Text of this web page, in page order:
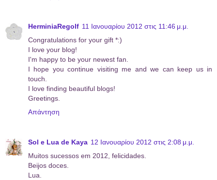
HerminiaRegolf 11 Ιανουαρίου 2012 στις 11:46 μ.μ.
Congratulations for your gift *:)
I love your blog!
I'm happy to be your newest fan.
I hope you continue visiting me and we can keep us in
touch.
I love finding beautiful blogs!
Greetings.
Απάντηση
Sol e Lua de Kaya 12 Ιανουαρίου 2012 στις 2:08 μ.μ.
Muitos sucessos em 2012, felicidades.
Beijos doces.
Lua.